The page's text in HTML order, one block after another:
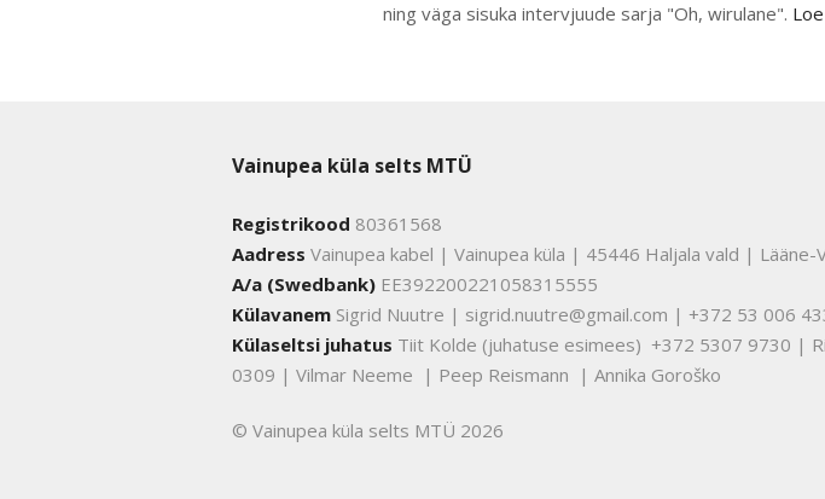
ning väga sisuka intervjuude sarja "Oh, wirulane".
Vainupea küla selts MTÜ
Registrikood 80361568
Aadress Vainupea kabel | Vainupea küla | 45446 Haljala vald | Lääne-
A/a (Swedbank) EE392200221058315555
Külavanem Sigrid Nuutre | sigrid.nuutre@gmail.com | +372 53 006
Külaseltsi juhatus Tiit Kolde (juhatuse esimees) +372 5307 9730 |
0309 | Vilmar Neeme | Peep Reismann | Annika Goroško
© Vainupea küla selts MTÜ 2026